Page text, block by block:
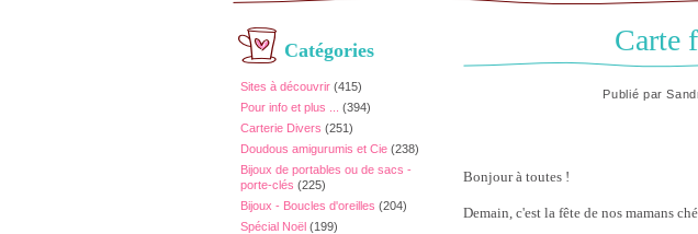
Catégories
Sites à découvrir (415)
Pour info et plus ...
(394)
Carterie Divers (251)
Doudous amigurumis et Cie (238)
Bijoux de portables ou de sacs -
porte-clés (225)
Bijoux - Boucles d'oreilles (204)
Spécial Noël (199)
Carte
Publié par
Bonjour à toutes !
Demain, c'est la fête de nos mamans